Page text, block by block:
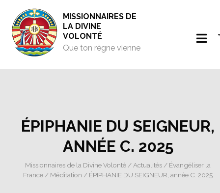
MISSIONNAIRES DE
LA DIVINE
VOLONTÉ
Que ton règne vienne
ÉPIPHANIE DU SEIGNEUR,
ANNÉE C. 2025
Missionnaires de la Divine Volonté / Actualités / Évangéliser la
France / Méditation / ÉPIPHANIE DU SEIGNEUR, année C. 2025